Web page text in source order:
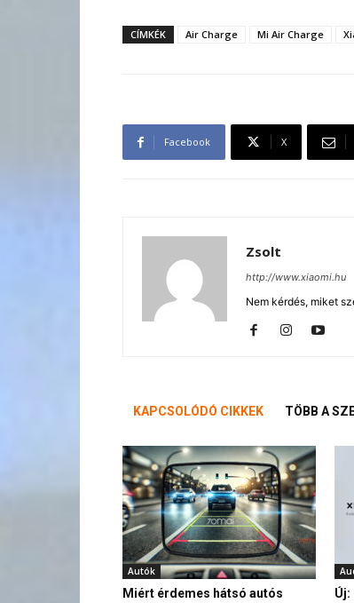
CÍMKÉK Air Charge Mi Air Charge
Facebook X
Zsolt
http://www.xiaomi.hu
Nem kérdés, miket
KAPCSOLÓDÓ CIKKEK TÖBB A
Autók
Miért érdemes hátsó autós
Új: